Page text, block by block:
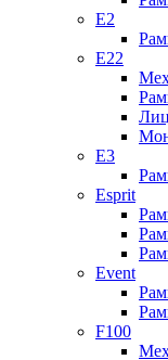
E2
E22
E3
Esprit
Event
F100